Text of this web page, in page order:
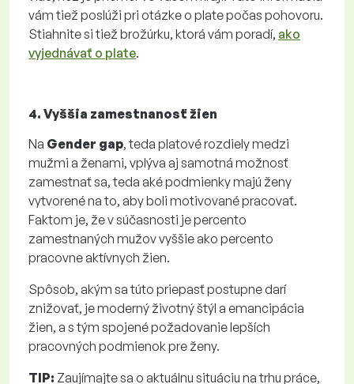
vám tiež poslúži pri otázke o plate počas pohovoru.
Stiahnite si tiež brožúrku, ktorá vám poradí, ako
vyjednávať o plate.
4. Vyššia zamestnanosť žien
Na Gender gap, teda platové rozdiely medzi
mužmi a ženami, vplýva aj samotná možnosť
zamestnať sa, teda aké podmienky majú ženy
vytvorené na to, aby boli motivované pracovať.
Faktom je, že v súčasnosti je percento
zamestnaných mužov vyššie ako percento
pracovne aktívnych žien.
Spôsob, akým sa túto priepasť postupne darí
znižovať, je moderný životný štýl a emancipácia
žien, a s tým spojené požadovanie lepších
pracovných podmienok pre ženy.
TIP: Zaujímajte sa o aktuálnu situáciu na trhu práce,